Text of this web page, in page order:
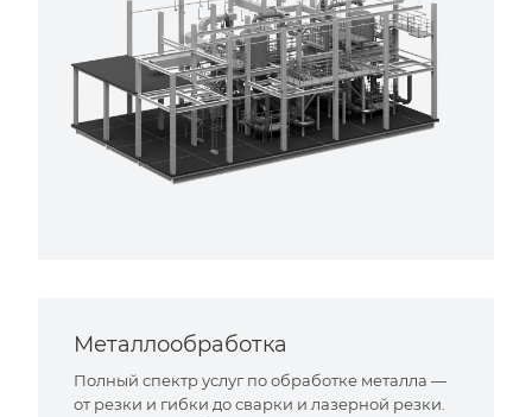
Металлообработка
Полный спектр услуг по обработке металла —
от резки и гибки до сварки и лазерной резки.